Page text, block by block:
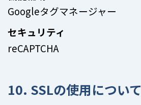
Googleタグマネージャー
セキュリティ
reCAPTCHA
10. SSLの使用について